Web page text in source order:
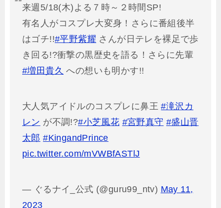
来週5/18(木)よる７時～２時間SP!
有名人がコスプレ大変身！さらに番組後半
はゴチ!!#平野紫耀 さんが日テレを裸足で歩
き回る!?衝撃の黒歴史を語る！さらに先輩
#増田貴久 への想いも明かす!!
大人気アイドルのコスプレに鼻王#滝沢カ
レン が不調!?#小芝風花 #宮野真守 #盛山晋
太郎 #KingandPrince
pic.twitter.com/mVWBfASTlJ
— ぐるナイ_公式 (@guru99_ntv) May 11,
2023